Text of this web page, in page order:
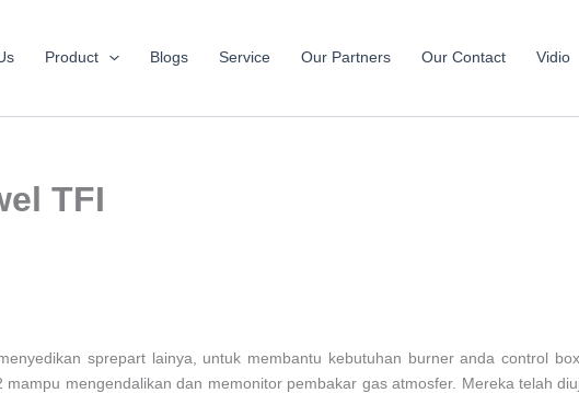
Product Blogs Service Our Partners Our Contact Vidio
TFI
sprepart lainya, untuk membantu kebutuhan burner anda control
mengendalikan dan memonitor pembakar gas atmosfer. Mereka telah